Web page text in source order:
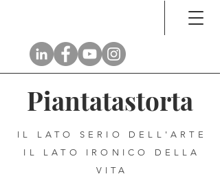
Piantatastorta
IL LATO SERIO DELL'ARTE
IL LATO IRONICO DELLA
VITA